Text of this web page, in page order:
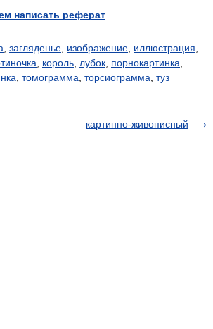
написать реферат
загляденье изображение иллюстрация
король лубок порнокартинка
томограмма торсиограмма туз
картинно-живописный